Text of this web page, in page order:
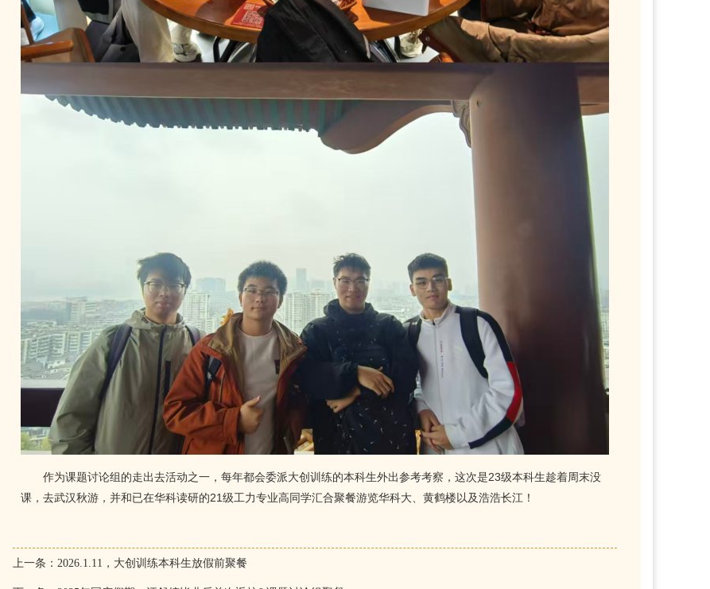
作为课题讨论组的走出去活动之一，每年都会委派大创训练的本科生外出参考考察，这次是23级本科生趁着周末没
课，去武汉秋游，并和已在华科读研的21级工力专业高同学汇合聚餐游览华科大、黄鹤楼以及浩浩长江！
上一条： 2026.1.11，大创训练本科生放假前聚餐